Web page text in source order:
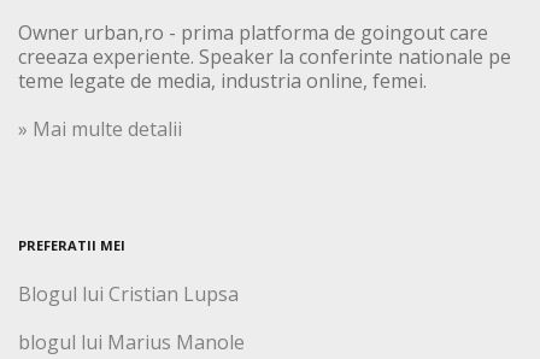
Owner urban,ro - prima platforma de goingout care
creeaza experiente. Speaker la conferinte nationale pe
teme legate de media, industria online, femei.
» Mai multe detalii
PREFERATII MEI
Blogul lui Cristian Lupsa
blogul lui Marius Manole